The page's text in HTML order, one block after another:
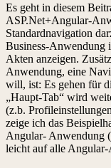
Es geht in diesem
ASP.Net+Angular-
Standardnavigation
Business-Anwendung
Akten anzeigen.
Anwendung, eine
will, ist: Es gehen für
„Haupt-Tab“ wird
(z.b.
zeige ich das
Angular- Anwendung
leicht auf alle Angular-